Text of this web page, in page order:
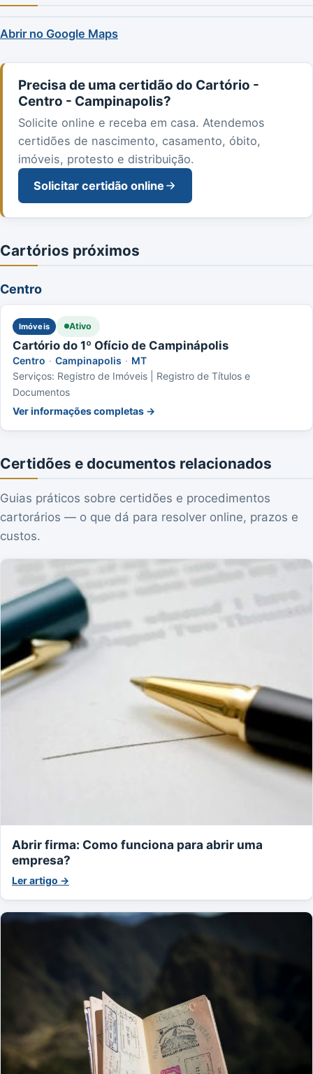
Abrir no Google Maps
Precisa de uma certidão do Cartório -
Centro - Campinapolis?
Solicite online e receba em casa. Atendemos
certidões de nascimento, casamento, óbito,
imóveis, protesto e distribuição.
Solicitar certidão online
Cartórios próximos
Centro
Imóveis Ativo
Cartório do 1º Ofício de Campinápolis
Centro · Campinapolis · MT
Serviços: Registro de Imóveis | Registro de Títulos e
Documentos
Ver informações completas →
Certidões e documentos relacionados
Guias práticos sobre certidões e procedimentos
cartorários — o que dá para resolver online, prazos e
custos.
Abrir firma: Como funciona para abrir uma
empresa?
Ler artigo →